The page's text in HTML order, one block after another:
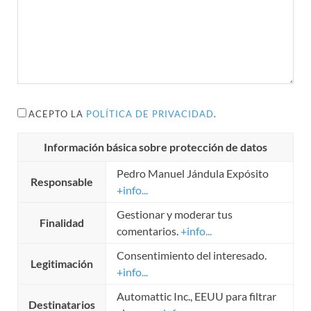
ACEPTO LA POLÍTICA DE PRIVACIDAD.
Información básica sobre protección de datos
Responsable
Pedro Manuel Jándula Expósito
+info...
Finalidad
Gestionar y moderar tus
comentarios. +info...
Legitimación
Consentimiento del interesado.
+info...
Destinatarios
Automattic Inc., EEUU para filtrar